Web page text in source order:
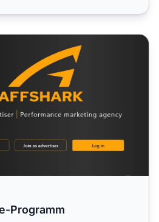
Programm